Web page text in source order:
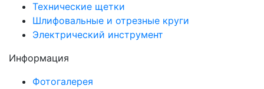
Технические щетки
Шлифовальные и отрезные круги
Электрический инструмент
Информация
Фотогалерея